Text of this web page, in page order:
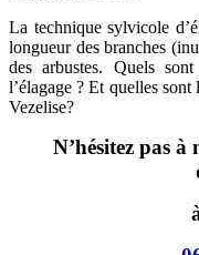
La technique sylvicole
longueur des branches
des arbustes. Quels
l’élagage ? Et quelles sont
Vezelise?
N’hésitez pas